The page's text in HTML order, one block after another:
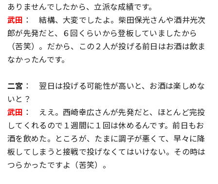
ありませんでしたから、立派な成績です。
武田 ： 結構、大変でしたよ。柴田保光さんや酒井光次
郎が先発だと、６回くらいから登板していましたから
（苦笑）。だから、この２人が投げる前日はお酒は飲ま
なかったんです。
二宮 ： 翌日は投げる可能性が高いと、お酒は楽しめな
いと？
武田 ： ええ。西崎幸広さんが先発だと、ほとんど完投
してくれるので１週間に１回は休めるんです。前日もお
酒を飲めた。ところが、たまに調子が悪くて、早々に降
板してしまうと接戦で投げなくてはいけない。その時は
つらかったですよ（苦笑）。